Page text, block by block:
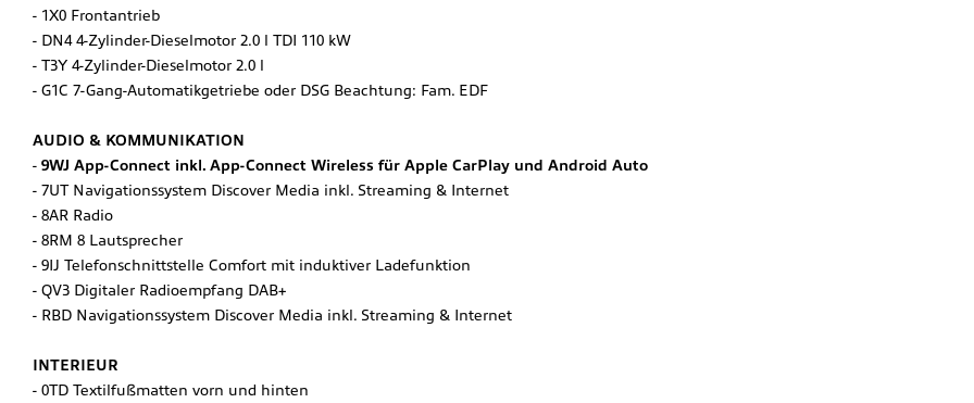
1X0 Frontantrieb
DN4 4-Zylinder-Dieselmotor 2.0 l TDI 110 kW
T3Y 4-Zylinder-Dieselmotor 2.0 l
G1C 7-Gang-Automatikgetriebe oder DSG Beachtung: Fam. EDF
AUDIO & KOMMUNIKATION
9WJ App-Connect inkl. App-Connect Wireless für Apple CarPlay und Android Auto
7UT Navigationssystem Discover Media inkl. Streaming & Internet
8AR Radio
8RM 8 Lautsprecher
9IJ Telefonschnittstelle Comfort mit induktiver Ladefunktion
QV3 Digitaler Radioempfang DAB+
RBD Navigationssystem Discover Media inkl. Streaming & Internet
INTERIEUR
0TD Textilfußmatten vorn und hinten